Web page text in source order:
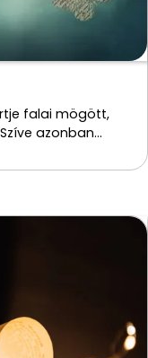
falai mögött,
azonban…